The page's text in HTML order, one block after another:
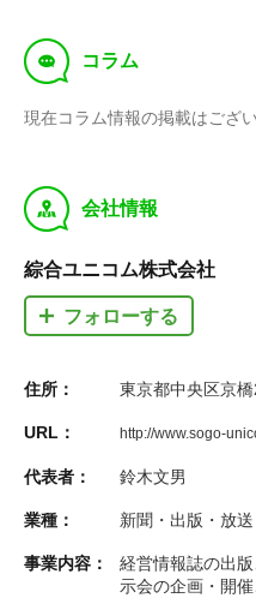
f コラム
現在コラム情報の掲載はござい
y 会社情報
綜合ユニコム株式会社
フォローする
住所： 東京都中央区京
URL： http://www.sogo-
代表者： 鈴木文男
業種： 新聞・出版・放送
事業内容：
経営情報誌の出
示会の企画・開